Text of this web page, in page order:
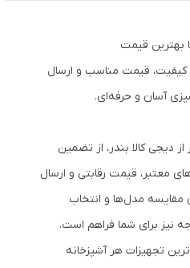
بهترین قیمت
کیفیت، قیمت مناسب و ارسال
آسان و حرفه‌ای.
دیجی کالا بندر، از تضمین
معتبر، قیمت رقابتی و ارسال
مقایسه مدل‌ها و انتخاب
نیز برای شما فراهم است.
تجهیزات هر آشپزخانه